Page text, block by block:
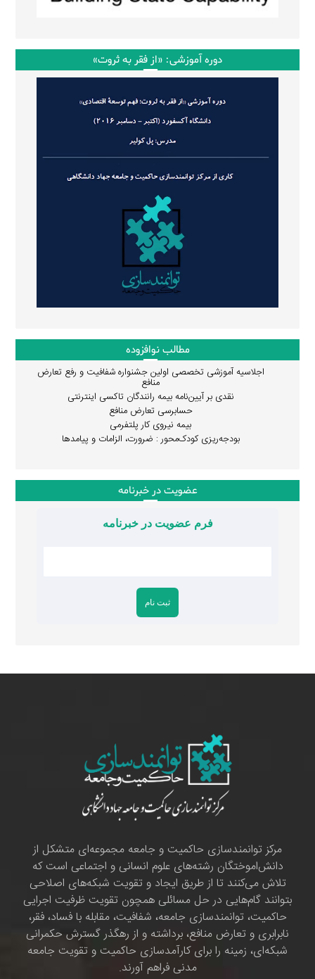
دوره آموزشی: «از فقر به ثروت»
مطالب نوافزوده
اجلاسیه آموزشی تخصصی اولین جشنواره شفافیت و رفع تعارض
منافع
نقدی بر آیین‌نامه بیمه رانندگان تاکسی اینترنتی
حسابرسی تعارض منافع
بیمه نیروی کار پلتفرمی
بودجه‌ریزی کودک‌محور : ضرورت، الزامات و پیامدها
عضویت در خبرنامه
فرم عضویت در خبرنامه
مرکز توانمندسازی حاکمیت و جامعه مجموعه‌ای متشکل از
دانش‌اموختگان رشته‌های علوم انسانی و اجتماعی است که
تلاش می‌کنند تا از طریق ایجاد و تقویت شبکه‌های اصلاحی
بتوانند گام‌هایی در حل مسائلی همچون تقویت ظرفیت اجرایی
حاکمیت، توانمندسازی جامعه، شفافیت، مقابله با فساد، فقر،
نابرابری و تعارض منافع، برداشته و از رهگذر گسترش حکمرانی
شبکه‌ای، زمینه را برای کارآمدسازی حاکمیت و تقویت جامعه
مدنی فراهم آورند.